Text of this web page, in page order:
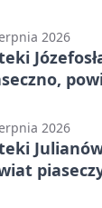
2026
2026